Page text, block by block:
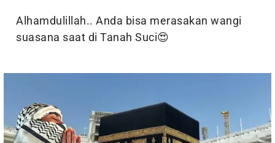
Alhamdulillah.. Anda bisa merasakan wangi
suasana saat di Tanah Suci😍